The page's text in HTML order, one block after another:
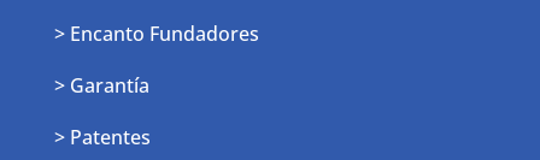
> Encanto Fundadores
> Garantía
> Patentes